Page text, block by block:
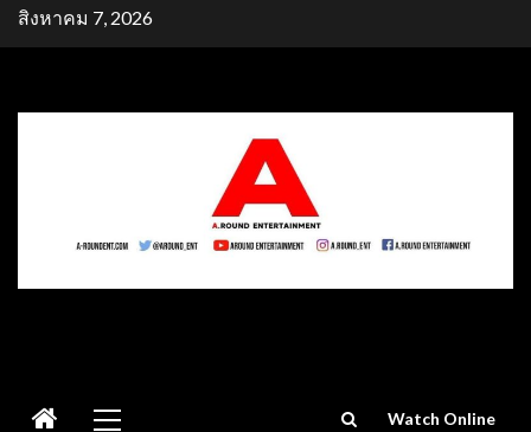
Skipสิงหาคม 7, 2026
Menu
Watch Online